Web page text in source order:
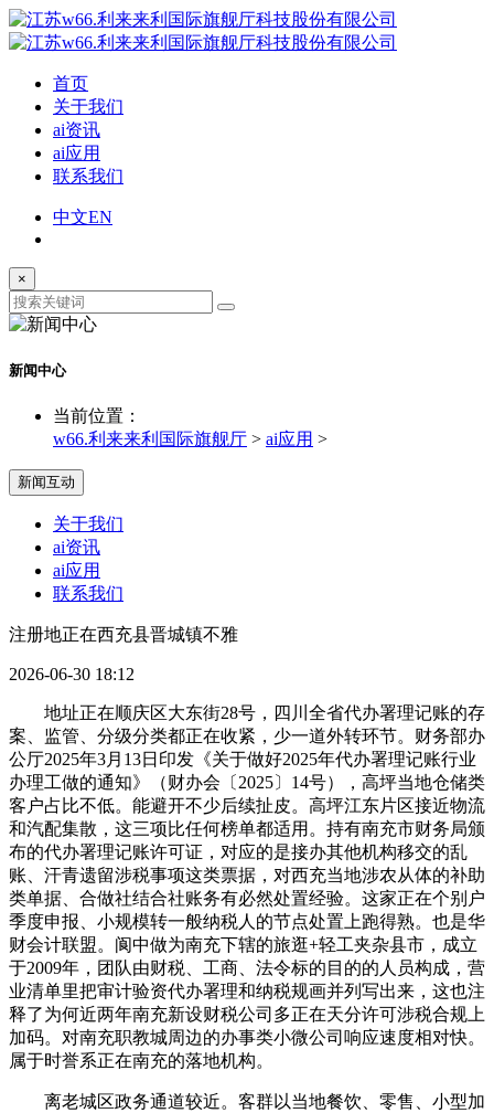
首页
关于我们
ai资讯
ai应用
联系我们
中文EN
×
新闻中心
当前位置：
w66.利来来利国际旗舰厅 > ai应用 >
新闻互动
关于我们
ai资讯
ai应用
联系我们
注册地正在西充县晋城镇不雅
2026-06-30 18:12
地址正在顺庆区大东街28号，四川全省代办署理记账的存
案、监管、分级分类都正在收紧，少一道外转环节。财务部办
公厅2025年3月13日印发《关于做好2025年代办署理记账行业
办理工做的通知》（财办会〔2025〕14号），高坪当地仓储类
客户占比不低。能避开不少后续扯皮。高坪江东片区接近物流
和汽配集散，这三项比任何榜单都适用。持有南充市财务局颁
布的代办署理记账许可证，对应的是接办其他机构移交的乱
账、汗青遗留涉税事项这类票据，对西充当地涉农从体的补助
类单据、合做社结合社账务有必然处置经验。这家正在个别户
季度申报、小规模转一般纳税人的节点处置上跑得熟。也是华
财会计联盟。阆中做为南充下辖的旅逛+轻工夹杂县市，成立
于2009年，团队由财税、工商、法令标的目的的人员构成，营
业清单里把审计验资代办署理和纳税规画并列写出来，这也注
释了为何近两年南充新设财税公司多正在天分许可涉税合规上
加码。对南充职教城周边的办事类小微公司响应速度相对快。
属于时誉系正在南充的落地机构。
离老城区政务通道较近。客群以当地餐饮、零售、小型加